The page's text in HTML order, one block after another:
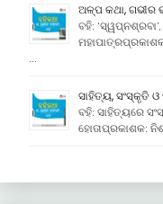
ଅଳ୍ପ କଥା, ଗଭୀର
ବହି:
ସାହିତ୍ୟ, ସଂସ୍କୃତି ଓ
ବହି: ସାହିତ୍ୟରେ
ହୋତାପ୍ରକାଶକ: